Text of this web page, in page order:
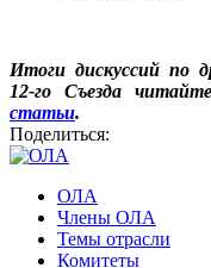
Итоги дискуссий по
12-го Съезда
статьи.
Поделиться:
ОЛА
Члены ОЛА
Темы отрасли
Комитеты